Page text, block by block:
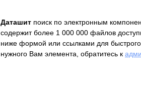
Даташит поиск по электронным
содержит более 1 000 000 файлов
ниже формой или ссылками для
нужного Вам элемента, обратитесь к